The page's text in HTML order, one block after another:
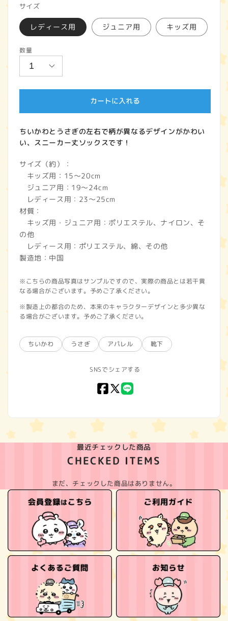
価
格
サイズ
レディース用 ジュニア用 キッズ用
数量
カートに入れる
ちいかわとうさぎの左右で柄が異なるデザインがかわい
い、スニーカー丈ソックスです！
サイズ（約）：
キッズ用：15～20cm
ジュニア用：19～24cm
レディース用：23～25cm
材質：
キッズ用・ジュニア用：ポリエステル、ナイロン、そ
の他
レディース用：ポリエステル、綿、その他
製造地：中国
※こちらの商品写真はサンプルですので、実際の商品とは若干異
なる場合がございます。予めご了承ください。
※製造上の都合のため、本来のキャラクターデザインと多少異な
る場合がございます。予めご了承ください。
ちいかわ うさぎ アパレル 靴下
SNSでシェアする
Facebook
X
LINE
最近チェックした商品
CHECKED ITEMS
まだ、チェックした商品はありません。